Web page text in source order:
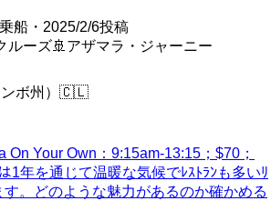
船・2025/2/6投稿
ルーズ🚢アザマラ・ジャーニー
ボ州） 🇨🇱
On Your Own：9:15am-13:15；$70；
1年を通じて温暖な気候でﾚｽﾄﾗﾝも多いﾘ
す。どのような魅力があるのか確かめる